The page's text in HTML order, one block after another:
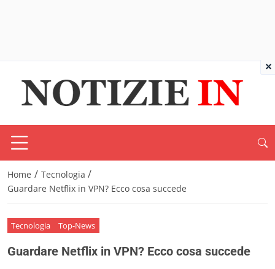
Home / Tecnologia /
Guardare Netflix in VPN? Ecco cosa succede
Tecnologia Top-News
Guardare Netflix in VPN? Ecco cosa succede
×